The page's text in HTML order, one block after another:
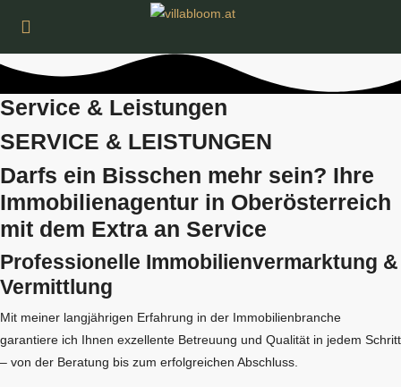
Service & Leistungen
SERVICE & LEISTUNGEN
Darfs ein Bisschen mehr sein? Ihre
Immobilienagentur in Oberösterreich
mit dem Extra an Service
Professionelle Immobilienvermarktung &
Vermittlung
Mit meiner langjährigen Erfahrung in der Immobilienbranche
garantiere ich Ihnen exzellente Betreuung und Qualität in jedem Schritt
– von der Beratung bis zum erfolgreichen Abschluss.